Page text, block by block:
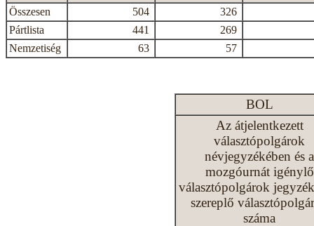
Összesen 504
326
Pártlista
441
269
Nemzetiség
63 57
BOL
Az átjelentkezett
választópolgárok
névjegyzékében és a
mozgóurnát igénylő
választópolgárok
szereplő
száma